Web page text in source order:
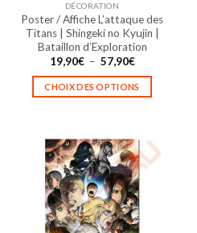
DÉCORATION
Poster / Affiche L’attaque des
Titans | Shingeki no Kyujin |
Bataillon d’Exploration
19,90€ – 57,90€Plage
prix :
19,90€
CHOIX DES OPTIONS
a
plusieurs
variations.
Les
options
peuvent